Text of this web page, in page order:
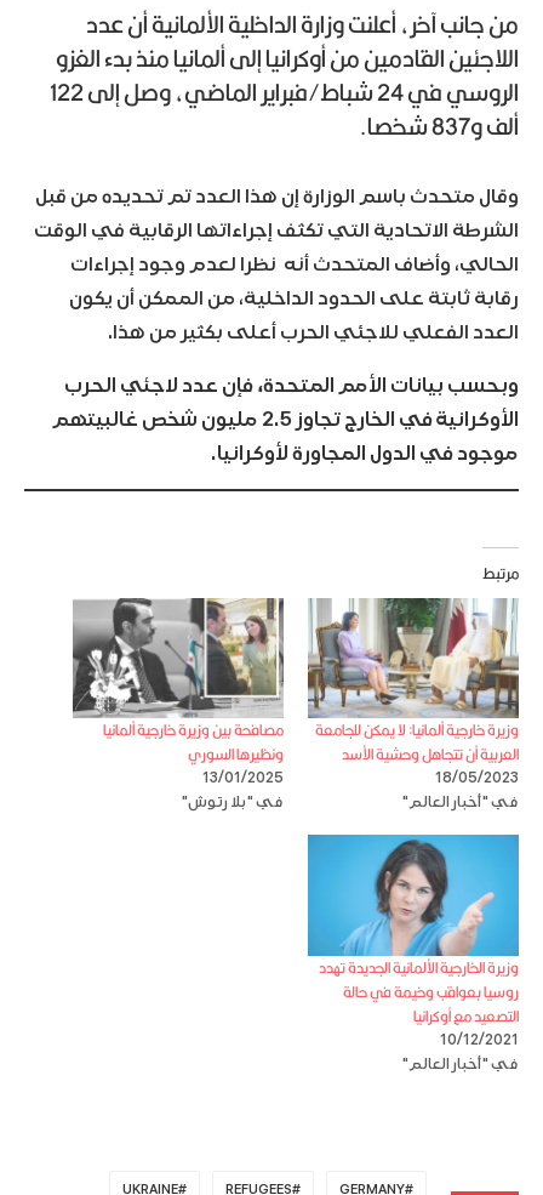
من جانب آخر، أعلنت وزارة الداخلية الألمانية أن عدد
اللاجئين القادمين من أوكرانيا إلى ألمانيا منذ بدء الغزو
الروسي في 24 شباط/فبراير الماضي، وصل إلى 122
ألف و837 شخصا.
وقال متحدث باسم الوزارة إن هذا العدد تم تحديده من قبل
الشرطة الاتحادية التي تكثف إجراءاتها الرقابية في الوقت
الحالي، وأضاف المتحدث أنه نظرا لعدم وجود إجراءات
رقابة ثابتة على الحدود الداخلية، من الممكن أن يكون
العدد الفعلي للاجئي الحرب أعلى بكثير من هذا.
وبحسب بيانات الأمم المتحدة، فإن عدد لاجئي الحرب
الأوكرانية في الخارج تجاوز 2.5 مليون شخص غالبيتهم
موجود في الدول المجاورة لأوكرانيا.
مرتبط
وزيرة خارجية ألمانيا: لا يمكن للجامعة
العربية أن تتجاهل وحشية الأسد
18/05/2023
في "أخبار العالم"
مصافحة بين وزيرة خارجية ألمانيا
ونظيرها السوري
13/01/2025
في "بلا رتوش"
وزيرة الخارجية الألمانية الجديدة تهدد
روسيا بعواقب وخيمة في حالة
التصعيد مع أوكرانيا
10/12/2021
في "أخبار العالم"
GERMANY
REFUGEES
UKRAINE